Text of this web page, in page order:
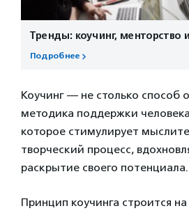
Тренды: коучинг, менторство
Подробнее
Коучинг — не столько способ
методика поддержки
которое стимулирует
творческий процесс,
раскрытие своего потенциала.
Принцип коучинга строится на